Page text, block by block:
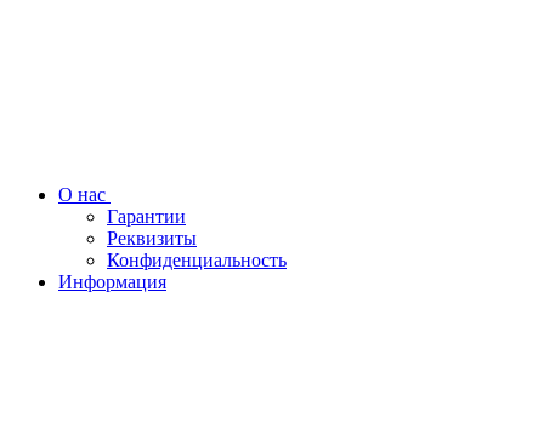
О нас
Гарантии
Реквизиты
Конфиденциальность
Информация